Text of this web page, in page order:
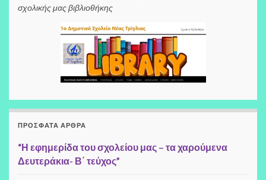
σχολικής μας βιβλιοθήκης
ΠΡΌΣΦΑΤΑ ΆΡΘΡΑ
“Η εφημερίδα του σχολείου μας – τα χαρούμενα
Δευτεράκια- Β΄ τεύχος”